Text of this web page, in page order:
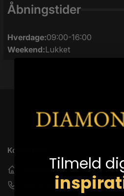
Åbningstider
Hverdage:09:00-16:00
Weekend:Lukket
Kontakt os
Fredgårdsvej 9C, 3200
+45 55 23 03 04
Tilmeld